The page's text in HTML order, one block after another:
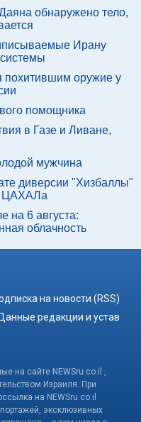
обнаружено тело,
Ирану
оружие у
помощника
в Газе и Ливане,
мужчина
диверсии "Хизбаллы"
ЦАХАЛа
на 6 августа:
облачность
на новости (RSS)
редакции и устав
на сайте NEWSru.co.il ,
Израиля. При
на NEWSru.co.il
эксклюзивных